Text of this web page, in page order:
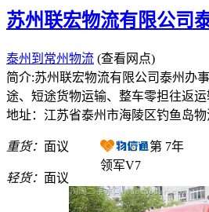
苏州联宏物流有限公司
泰州到常州物流 (查看网点)
简介:苏州联宏物流有限公司泰州办
途、短途货物运输、整车零担往返
地址：江苏省泰州市海陵区钓鱼岛
重货： 面议
轻货： 面议
第 7年
领军V7